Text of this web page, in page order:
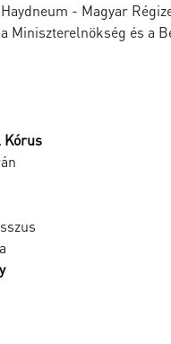
- Magyar
Miniszterelnökség és a
Kórus